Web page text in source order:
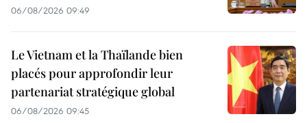
06/08/2026 09:49
Le Vietnam et la Thaïlande bien
placés pour approfondir leur
partenariat stratégique global
06/08/2026 09:45